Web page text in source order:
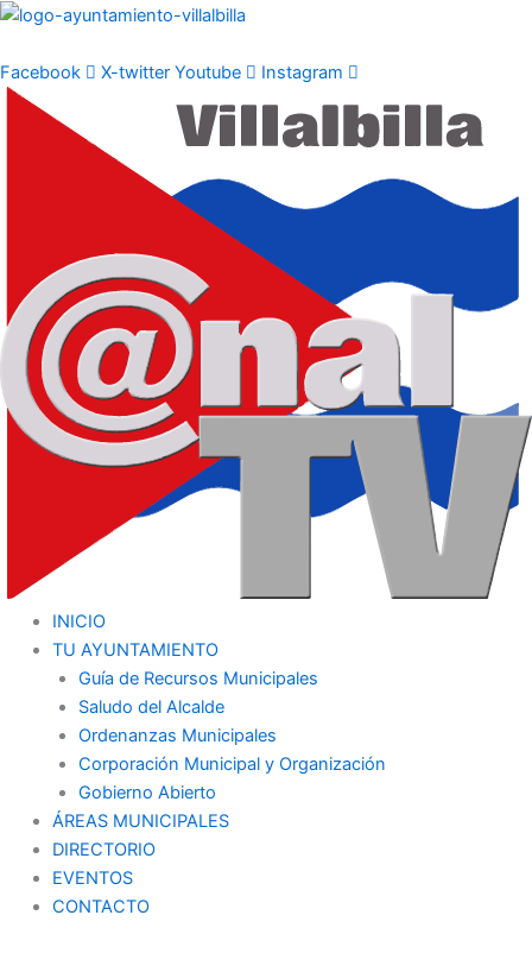
Ir
contenido
Facebook X-twitter Youtube Instagram
INICIO
TU AYUNTAMIENTO
Guía de Recursos Municipales
Saludo del Alcalde
Ordenanzas Municipales
Corporación Municipal y Organización
Gobierno Abierto
ÁREAS MUNICIPALES
DIRECTORIO
EVENTOS
CONTACTO